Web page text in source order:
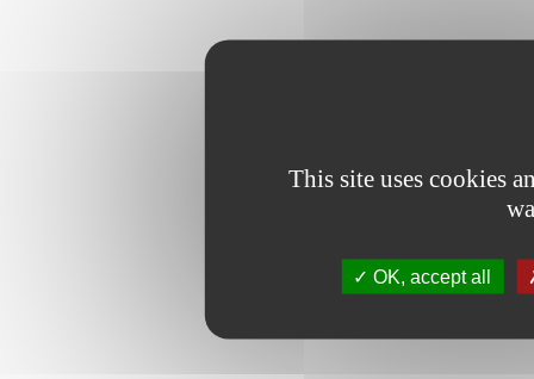
This site uses cookies
OK, accept all